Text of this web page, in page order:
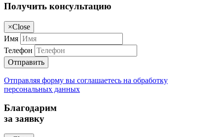
Получить консультацию
×Close
Имя
Телефон
Отправить
Отправляя форму вы соглашаетесь на обработку
персональных данных
Благодарим
за заявку